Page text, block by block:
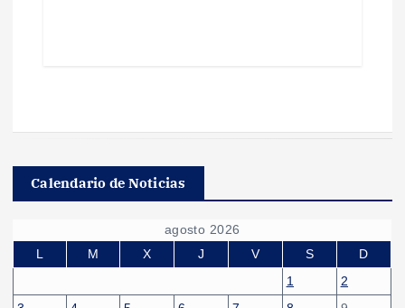
Calendario de Noticias
agosto 2026
L
M X J V S
D
1
2